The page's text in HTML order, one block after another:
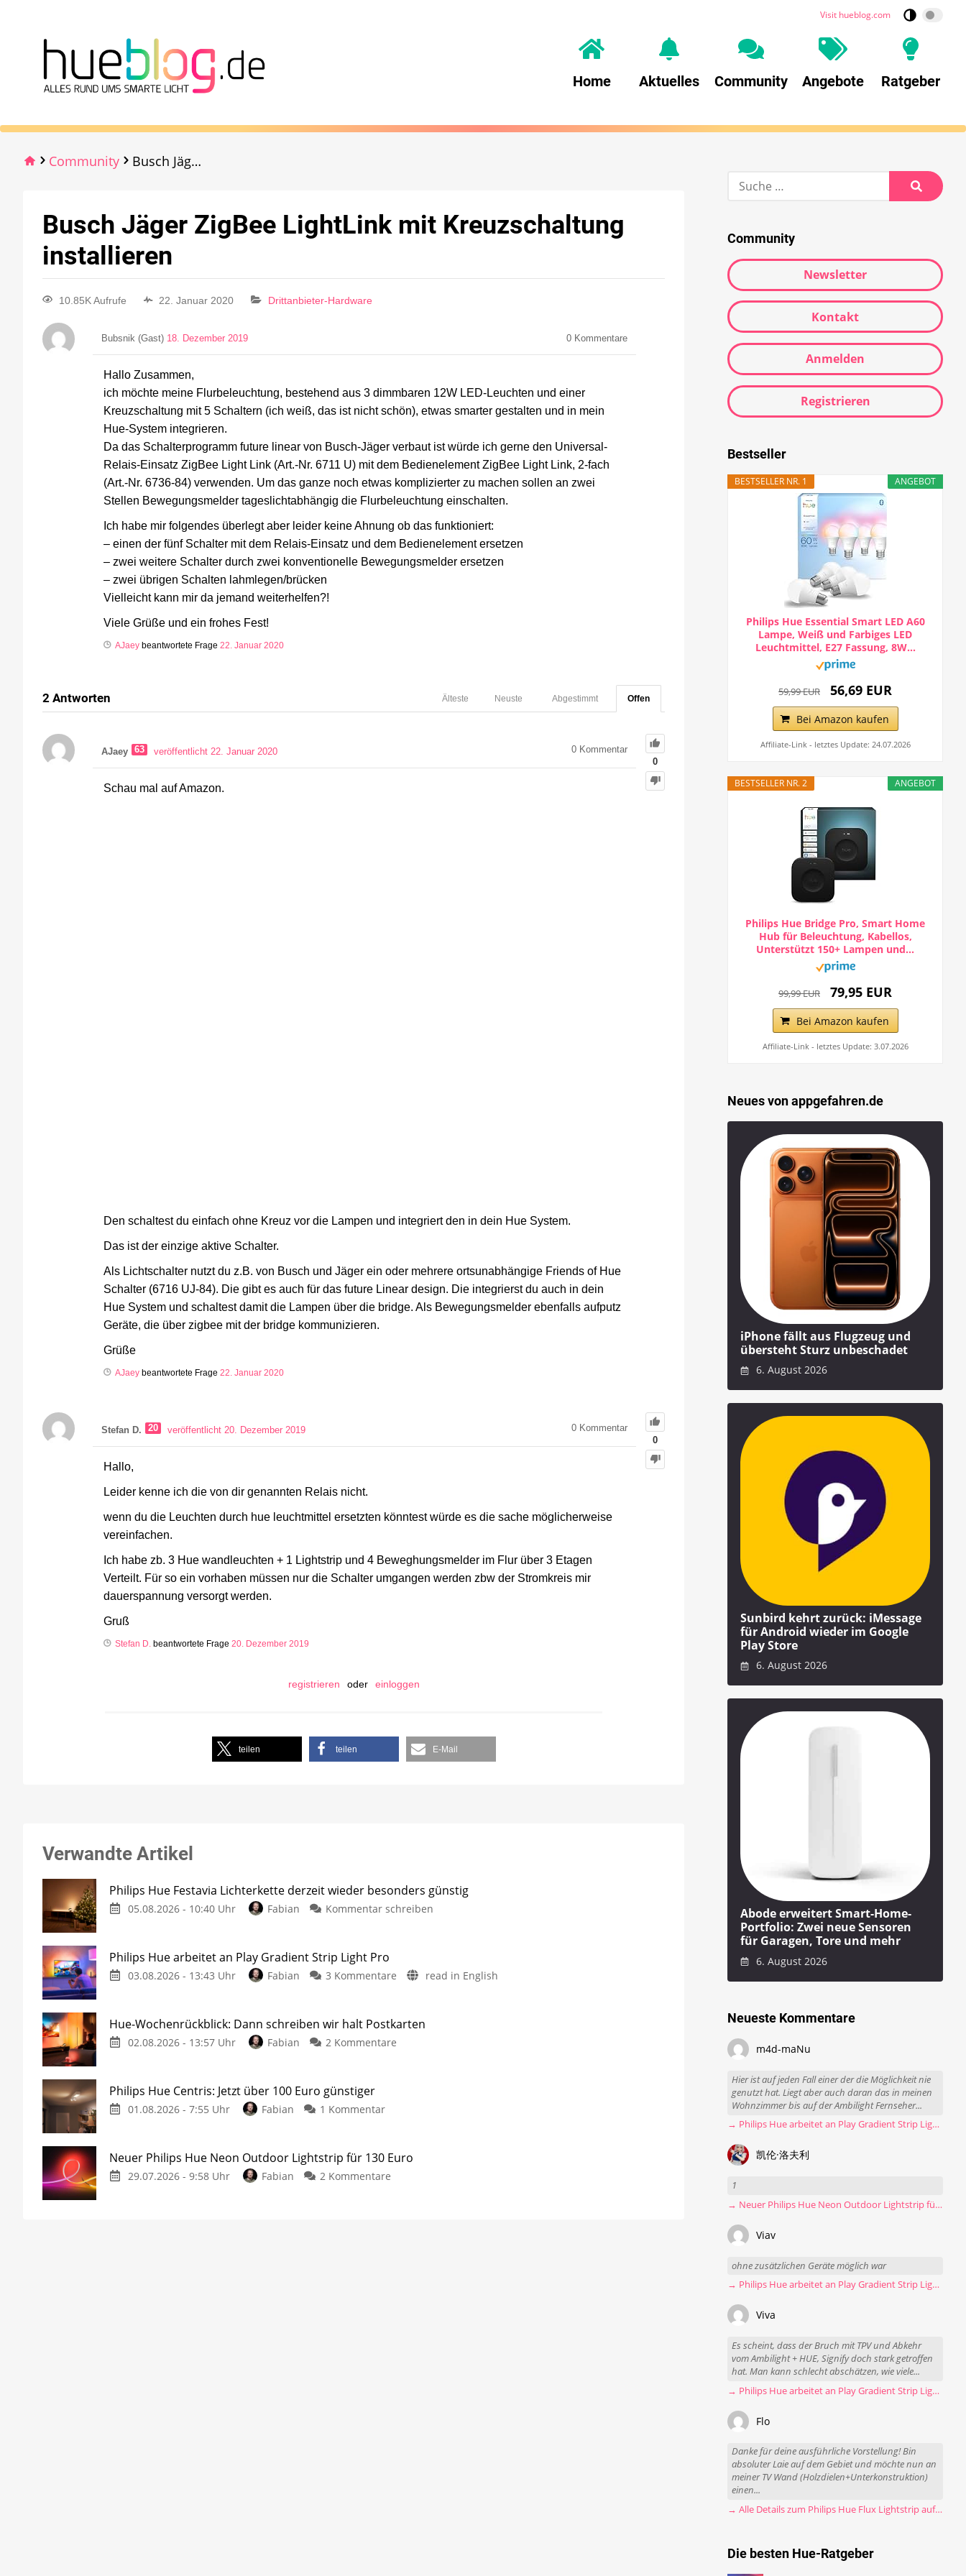
Visit hueblog.com
Home Aktuelles Community Angebote Ratgeber
Community Busch Jäger ZigBee LightLink mit Kreuzschaltung installieren
Busch Jäger ZigBee LightLink mit Kreuzschaltung
installieren
10.85K Aufrufe 22. Januar 2020 Drittanbieter-Hardware
Bubsnik (Gast) 18. Dezember 2019 0 Kommentare
Hallo Zusammen,
ich möchte meine Flurbeleuchtung, bestehend aus 3 dimmbaren 12W LED-Leuchten und einer
Kreuzschaltung mit 5 Schaltern (ich weiß, das ist nicht schön), etwas smarter gestalten und in mein
Hue-System integrieren.
Da das Schalterprogramm future linear von Busch-Jäger verbaut ist würde ich gerne den Universal-
Relais-Einsatz ZigBee Light Link (Art.-Nr. 6711 U) mit dem Bedienelement ZigBee Light Link, 2-fach
(Art.-Nr. 6736-84) verwenden. Um das ganze noch etwas komplizierter zu machen sollen an zwei
Stellen Bewegungsmelder tageslichtabhängig die Flurbeleuchtung einschalten.
Ich habe mir folgendes überlegt aber leider keine Ahnung ob das funktioniert:
– einen der fünf Schalter mit dem Relais-Einsatz und dem Bedienelement ersetzen
– zwei weitere Schalter durch zwei konventionelle Bewegungsmelder ersetzen
– zwei übrigen Schalten lahmlegen/brücken
Vielleicht kann mir da jemand weiterhelfen?!
Viele Grüße und ein frohes Fest!
AJaey beantwortete Frage 22. Januar 2020
2 Antworten Offen
Abgestimmt
Neuste
Älteste
0
AJaey 63 veröffentlicht 22. Januar 2020 0 Kommentar
Schau mal auf Amazon.
Den schaltest du einfach ohne Kreuz vor die Lampen und integriert den in dein Hue System.
Das ist der einzige aktive Schalter.
Als Lichtschalter nutzt du z.B. von Busch und Jäger ein oder mehrere ortsunabhängige Friends of Hue
Schalter (6716 UJ-84). Die gibt es auch für das future Linear design. Die integrierst du auch in dein
Hue System und schaltest damit die Lampen über die bridge. Als Bewegungsmelder ebenfalls aufputz
Geräte, die über zigbee mit der bridge kommunizieren.
Grüße
AJaey beantwortete Frage 22. Januar 2020
0
Stefan D. 20 veröffentlicht 20. Dezember 2019 0 Kommentar
Hallo,
Leider kenne ich die von dir genannten Relais nicht.
wenn du die Leuchten durch hue leuchtmittel ersetzten könntest würde es die sache möglicherweise
vereinfachen.
Ich habe zb. 3 Hue wandleuchten + 1 Lightstrip und 4 Beweghungsmelder im Flur über 3 Etagen
Verteilt. Für so ein vorhaben müssen nur die Schalter umgangen werden zbw der Stromkreis mir
dauerspannung versorgt werden.
Gruß
Stefan D. beantwortete Frage 20. Dezember 2019
registrieren oder einloggen
teilen teilen E-Mail
Verwandte Artikel
Philips Hue Festavia Lichterkette derzeit wieder besonders günstig
05.08.2026 - 10:40 Uhr Fabian Kommentar schreiben
Philips Hue arbeitet an Play Gradient Strip Light Pro
03.08.2026 - 13:43 Uhr Fabian 3 Kommentare read in English
Hue-Wochenrückblick: Dann schreiben wir halt Postkarten
02.08.2026 - 13:57 Uhr Fabian 2 Kommentare
Philips Hue Centris: Jetzt über 100 Euro günstiger
01.08.2026 - 7:55 Uhr Fabian 1 Kommentar
Neuer Philips Hue Neon Outdoor Lightstrip für 130 Euro
29.07.2026 - 9:58 Uhr Fabian 2 Kommentare
Community
Newsletter
Kontakt
Anmelden
Registrieren
Bestseller
ANGEBOT
BESTSELLER NR. 1
Philips Hue Essential Smart LED A60
Lampe, Weiß und Farbiges LED
Leuchtmittel, E27 Fassung, 8W...
59,99 EUR 56,69 EUR
Bei Amazon kaufen
Affiliate-Link - letztes Update: 24.07.2026
ANGEBOT
BESTSELLER NR. 2
Philips Hue Bridge Pro, Smart Home
Hub für Beleuchtung, Kabellos,
Unterstützt 150+ Lampen und...
99,99 EUR 79,95 EUR
Bei Amazon kaufen
Affiliate-Link - letztes Update: 3.07.2026
Neues von appgefahren.de
iPhone fällt aus Flugzeug und
übersteht Sturz unbeschadet
6. August 2026
Sunbird kehrt zurück: iMessage
für Android wieder im Google
Play Store
6. August 2026
Abode erweitert Smart-Home-
Portfolio: Zwei neue Sensoren
für Garagen, Tore und mehr
6. August 2026
Neueste Kommentare
m4d-maNu
Hier ist auf jeden Fall einer der die Möglichkeit nie
genutzt hat. Liegt aber auch daran das in meinen
Wohnzimmer bis auf der Ambilight Fernseher...
→ Philips Hue arbeitet an Play Gradient Strip Light Pro
凯伦·洛夫利
1
→ Neuer Philips Hue Neon Outdoor Lightstrip für 130 Euro
Viav
ohne zusätzlichen Geräte möglich war
→ Philips Hue arbeitet an Play Gradient Strip Light Pro
Viva
Es scheint, dass der Bruch mit TPV und Abkehr
vom Ambilight + HUE, Signify doch stark getroffen
hat. Man kann schlecht abschätzen, wie viele...
→ Philips Hue arbeitet an Play Gradient Strip Light Pro
Flo
Danke für deine ausführliche Vorstellung! Bin
absoluter Laie auf dem Gebiet und möchte nun an
meiner TV Wand (Holzdielen+Unterkonstruktion)
einen...
→ Alle Details zum Philips Hue Flux Lightstrip auf einen Blick
Die besten Hue-Ratgeber